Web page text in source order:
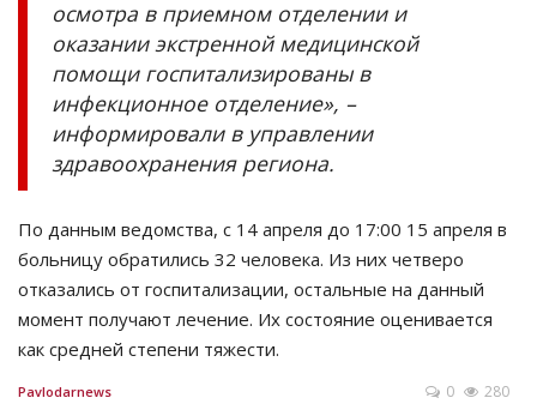
осмотра в приемном отделении и
оказании экстренной медицинской
помощи госпитализированы в
инфекционное отделение», –
информировали в управлении
здравоохранения региона.
По данным ведомства, с 14 апреля до 17:00 15 апреля в
больницу обратились 32 человека. Из них четверо
отказались от госпитализации, остальные на данный
момент получают лечение. Их состояние оценивается
как средней степени тяжести.
Pavlodarnews 0 280